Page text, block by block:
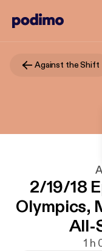
Against the Shift
2/19/18
Olympics,
All-
1 h